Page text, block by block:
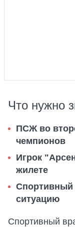
Что нужно
ПСЖ во
чемпионов
Игрок
жилете
Спортивный
ситуацию
Спортивный